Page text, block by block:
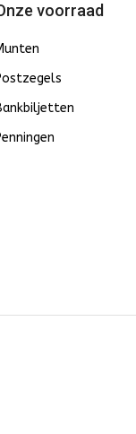
voorraad